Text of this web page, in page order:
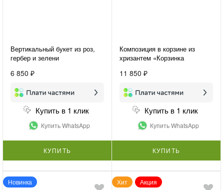
Вертикальный букет из роз,
гербер и зелени
6 850 ₽
Купить в 1 клик
Купить WhatsApp
КУПИТЬ
Композиция в корзине из
хризантем «Корзинка
11 850 ₽
Купить в 1 клик
Купить WhatsApp
КУПИТЬ
Новинка Хит Акция